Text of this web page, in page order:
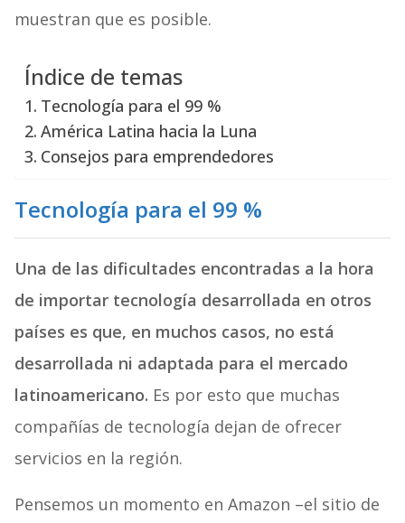
muestran que es posible.
Índice de temas
Tecnología para el 99 %
América Latina hacia la Luna
Consejos para emprendedores
Tecnología para el 99 %
Una de las dificultades encontradas a la hora
de importar tecnología desarrollada en otros
países es que, en muchos casos, no está
desarrollada ni adaptada para el mercado
latinoamericano. Es por esto que muchas
compañías de tecnología dejan de ofrecer
servicios en la región.
Pensemos un momento en Amazon –el sitio de